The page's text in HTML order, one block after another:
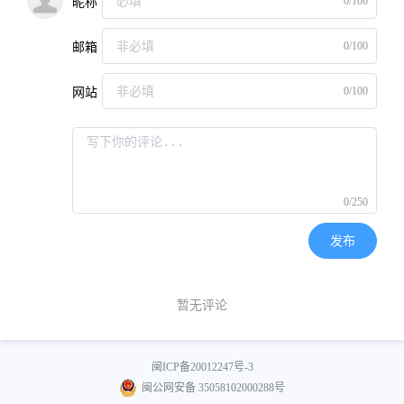
邮箱 0/100
网站 0/100
0/250
发布
暂无评论
闽ICP备20012247号-3
闽公网安备 35058102000288号